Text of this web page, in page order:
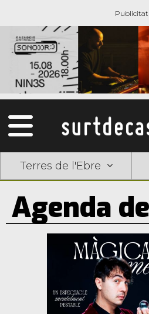
Terres de l'Ebre
Agenda